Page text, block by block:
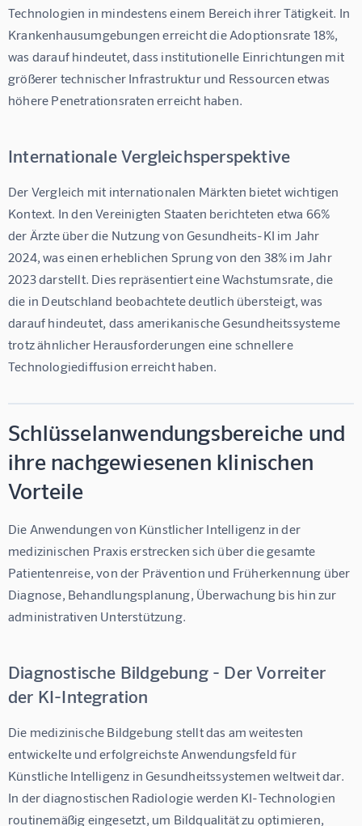
Technologien in mindestens einem Bereich ihrer Tätigkeit. In
Krankenhausumgebungen erreicht die Adoptionsrate 18%,
was darauf hindeutet, dass institutionelle Einrichtungen mit
größerer technischer Infrastruktur und Ressourcen etwas
höhere Penetrationsraten erreicht haben.
Internationale Vergleichsperspektive
Der Vergleich mit internationalen Märkten bietet wichtigen
Kontext. In den Vereinigten Staaten berichteten etwa 66%
der Ärzte über die Nutzung von Gesundheits-KI im Jahr
2024, was einen erheblichen Sprung von den 38% im Jahr
2023 darstellt. Dies repräsentiert eine Wachstumsrate, die
die in Deutschland beobachtete deutlich übersteigt, was
darauf hindeutet, dass amerikanische Gesundheitssysteme
trotz ähnlicher Herausforderungen eine schnellere
Technologiediffusion erreicht haben.
Schlüsselanwendungsbereiche und
ihre nachgewiesenen klinischen
Vorteile
Die Anwendungen von Künstlicher Intelligenz in der
medizinischen Praxis erstrecken sich über die gesamte
Patientenreise, von der Prävention und Früherkennung über
Diagnose, Behandlungsplanung, Überwachung bis hin zur
administrativen Unterstützung.
Diagnostische Bildgebung - Der Vorreiter
der KI-Integration
Die medizinische Bildgebung stellt das am weitesten
entwickelte und erfolgreichste Anwendungsfeld für
Künstliche Intelligenz in Gesundheitssystemen weltweit dar.
In der diagnostischen Radiologie werden KI-Technologien
routinemäßig eingesetzt, um Bildqualität zu optimieren,